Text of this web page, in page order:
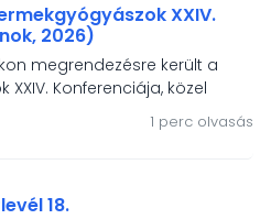
XXIV.
2026)
megrendezésre került a
Konferenciája, közel
előadással. Az MGYGT
előadóknak – a
1 perc olvasás
18.